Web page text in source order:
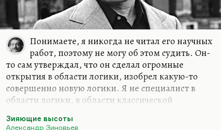
Понимаете, я никогда не читал его научных
работ, поэтому не могу об этом судить. Он-
то сам утверждал, что он сделал огромные
открытия в области логики, изобрел какую-то
совершенно новую логики. Я не специалист в
области логики, в области классической
слово.
Зияющие высоты
Александр Зиновьев